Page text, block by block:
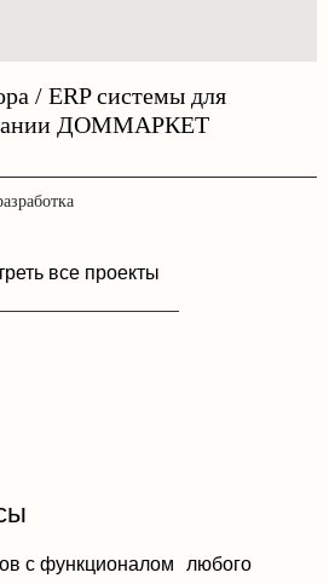
/ ERP системы для
ДОММАРКЕТ
все проекты
с функционалом любого